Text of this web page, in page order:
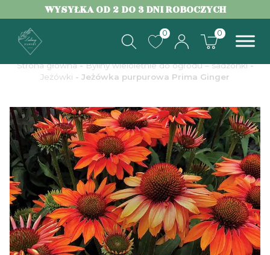
WYSYŁKA OD 2 DO 3 DNI ROBOCZYCH
0 0
Strona główna-Byliny wieloletnie do ogrodu – sadzonki-
Jeżówki - Jeżówka purpurowa Prima Ginger